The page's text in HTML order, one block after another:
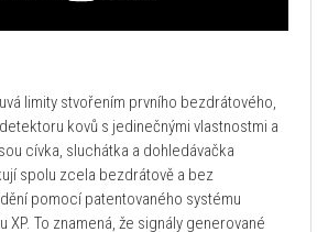
limity stvořením prvního bezdrátového,
kovů s jedinečnými vlastnostmi a
cívka, sluchátka a dohledávačka
spolu zcela bezdrátově a bez
pomocí patentovaného systému
To znamená, že signály generované